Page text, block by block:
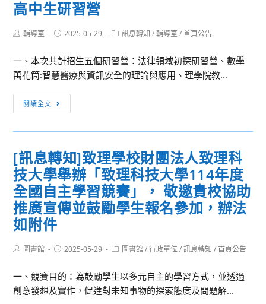
與
資
源，
貴
校
轉
知
消
息
予
師
生，
共
同
年
月
日
辦
理
運
輸
物
流
探
旅」
隊
立
南
學
視
障
與
建
中
心
辦
年
聽
障
高中生研習營
Post輔導室
Post2025-05-29
Post訊息轉知 / 輔導室 / 首頁公告
一、本次共計招生五個研習營：法律領域初探研習營、數學
萬花筒:智慧醫療與資訊安全的理論與應用、理學院教...
閱讀全文
息
轉
東
吳
大
學
舉
暑
假
[訊息轉知]致理學校財團法人致理科
技大學舉辦「致理科技大學114年度
全國自主學習競賽」， 敬邀貴校協助
推廣宣傳並鼓勵學生報名參加，辦法
如附件
Post圖書館
Post2025-05-29
Post圖書館 / 行政單位 / 訊息轉知 / 首頁公告
一、競賽目的：為鼓勵學生以多元自主的學習方式，並透過
創意發想及實作，促進對未知事物的探索態度及問題解...